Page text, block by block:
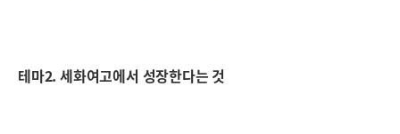
테마2. 세화여고에서 성장한다는 것